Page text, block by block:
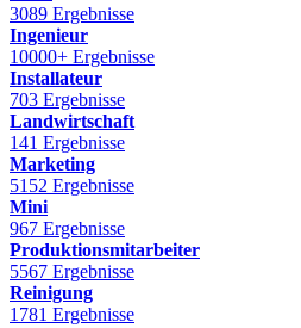
3089 Ergebnisse
Ingenieur
10000+ Ergebnisse
Installateur
703 Ergebnisse
Landwirtschaft
141 Ergebnisse
Marketing
5152 Ergebnisse
Mini
967 Ergebnisse
Produktionsmitarbeiter
5567 Ergebnisse
Reinigung
1781 Ergebnisse